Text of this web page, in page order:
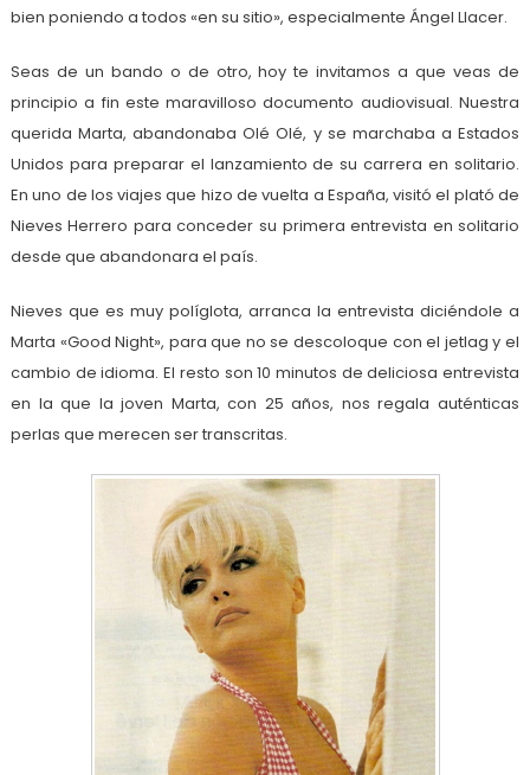
bien poniendo a todos «en su sitio», especialmente Ángel Llacer.
Seas de un bando o de otro, hoy te invitamos a que veas de
principio a fin este maravilloso documento audiovisual. Nuestra
querida Marta, abandonaba Olé Olé, y se marchaba a Estados
Unidos para preparar el lanzamiento de su carrera en solitario.
En uno de los viajes que hizo de vuelta a España, visitó el plató de
Nieves Herrero para conceder su primera entrevista en solitario
desde que abandonara el país.
Nieves que es muy políglota, arranca la entrevista diciéndole a
Marta «Good Night», para que no se descoloque con el jetlag y el
cambio de idioma. El resto son 10 minutos de deliciosa entrevista
en la que la joven Marta, con 25 años, nos regala auténticas
perlas que merecen ser transcritas.